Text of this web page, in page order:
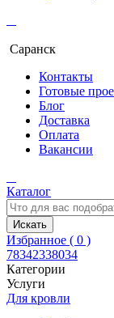
Саранск
Контакты
Готовые
Блог
Доставка
Оплата
Вакансии
Каталог
Искать
Избранное ( 0 )
78342338034
Категории
Услуги
Для кровли